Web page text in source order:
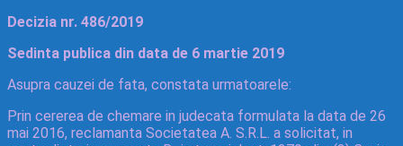
Decizia nr. 486/2019
Sedinta publica din data de 6 martie 2019
Asupra cauzei de fata, constata urmatoarele:
Prin cererea de chemare in judecata formulata la data de 26
mai 2016, reclamanta Societatea A. S.R.L. a solicitat, in